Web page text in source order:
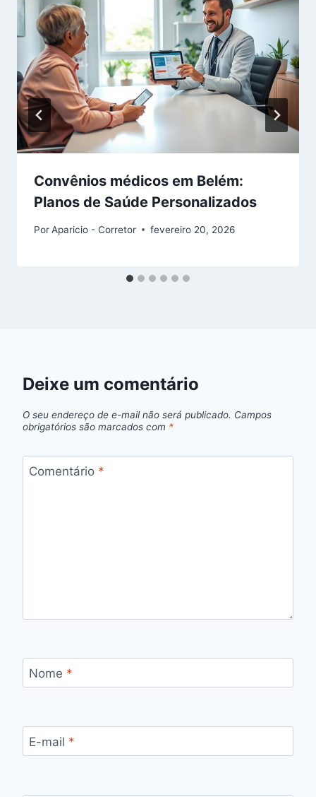
Convênios médicos em Belém:
Planos de Saúde Personalizados
PorAparicio - Corretor fevereiro 20, 2026
Deixe um comentário
O seu endereço de e-mail não será publicado. Campos
obrigatórios são marcados com *
Comentário *
Nome *
E-mail *